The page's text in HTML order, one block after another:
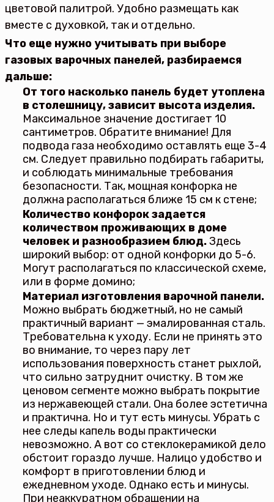
цветовой палитрой. Удобно размещать как
вместе с духовкой, так и отдельно.
Что еще нужно учитывать при выборе
газовых варочных панелей, разбираемся
дальше:
От того насколько панель будет утоплена
в столешницу, зависит высота изделия.
Максимальное значение достигает 10
сантиметров. Обратите внимание! Для
подвода газа необходимо оставлять еще 3-4
см. Следует правильно подбирать габариты,
и соблюдать минимальные требования
безопасности. Так, мощная конфорка не
должна располагаться ближе 15 см к стене;
Количество конфорок задается
количеством проживающих в доме
человек и разнообразием блюд.Здесь
широкий выбор: от одной конфорки до 5-6.
Могут располагаться по классической схеме,
или в форме домино;
Материал изготовления варочной панели.
Можно выбрать бюджетный, но не самый
практичный вариант — эмалированная сталь.
Требовательна к уходу. Если не принять это
во внимание, то через пару лет
использования поверхность станет рыхлой,
что сильно затруднит очистку. В том же
ценовом сегменте можно выбрать покрытие
из нержавеющей стали. Она более эстетична
и практична. Но и тут есть минусы. Убрать с
нее следы капель воды практически
невозможно. А вот со стеклокерамикой дело
обстоит гораздо лучше. Налицо удобство и
комфорт в приготовлении блюд и
ежедневном уходе. Однако есть и минусы.
При неаккуратном обращении на